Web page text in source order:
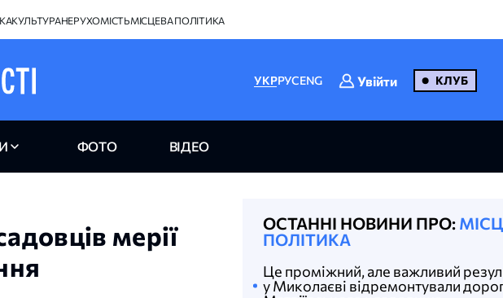
КУЛЬТУРАНЕРУХОМІСТЬМІСЦЕВА ПОЛІТИКА
УКРРУСENG Увійти КЛУБ
ФОТО ВІДЕО
мерії
ОСТАННІ НОВИНИ ПРО:
ПОЛІТИКА
Це проміжний, але важливий
у Миколаєві відремонтували